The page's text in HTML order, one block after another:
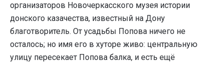
организаторов Новочеркасского музея истории
донского казачества, известный на Дону
благотворитель. От усадьбы Попова ничего не
осталось; но имя его в хуторе живо: центральную
улицу пересекает Попова балка, и есть ещё